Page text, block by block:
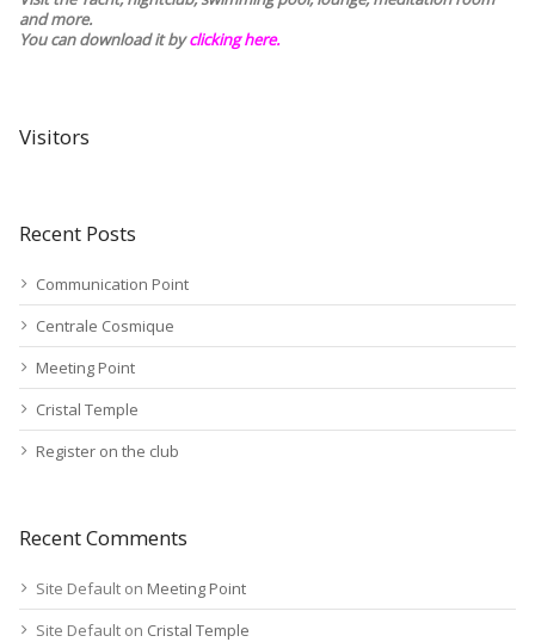
and more.
You can download it byclicking here.
Visitors
Recent Posts
Communication Point
Centrale Cosmique
Meeting Point
Cristal Temple
Register on the club
Recent Comments
Site Default on Meeting Point
Site Default on Cristal Temple